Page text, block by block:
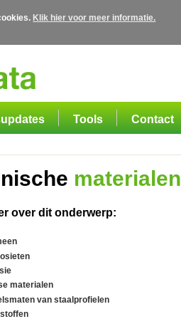
Klik hier voor meer informatie.
Tools Contact
materialen
over dit onderwerp:
materialen
van staalprofielen